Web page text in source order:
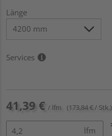
Länge
Services
41,39 € / lfm (173,84 € / Stk.)
lfm